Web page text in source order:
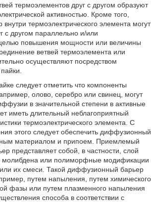
термоэлементов друг с другом образуют
активностью. Кроме того,
термоэлектрического элемента могут
с другом параллельно и/или
повышения мощности или величины
ветвей термоэлемента или
осуществляют посредством
следует отметить что компоненты
олово, серебро или свинец, могут
в значительной степени в активные
иметь длительный неблагоприятный
термоэлектрического элемента. С
этого следует обеспечить диффузионный
материалом и припоем. Приемлемый
представляет собой, в частности, слой
молибдена или полиморфные модификации
их смеси. Такой диффузионный барьер
путем напыления, путем химического
фазы или путем плазменного напыления
способа в соответствии с